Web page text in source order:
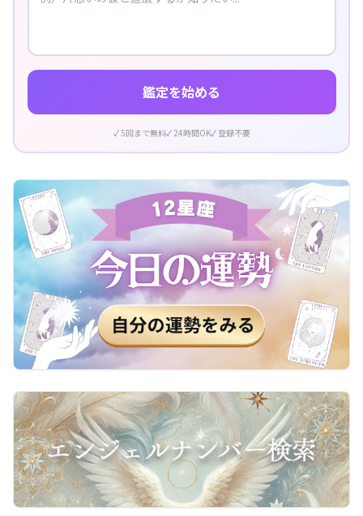
鑑定を始める
5回まで無料 24時間OK 登録不要